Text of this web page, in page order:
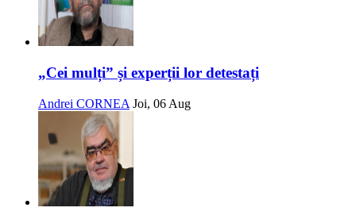
„Cei mulți” și experții lor detestați
Andrei CORNEA Joi, 06 Aug